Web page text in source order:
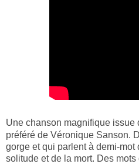
Une chanson magnifique issue
préféré de Véronique Sanson.
gorge et qui parlent à demi-
solitude et de la mort. Des mots